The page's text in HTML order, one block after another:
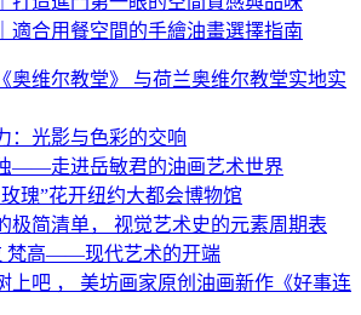
適合用餐空間的手繪油畫選擇指南
奥维尔教堂》 与荷兰奥维尔教堂实地实
：光影与色彩的交响
——走进岳敏君的油画艺术世界
瑰”花开纽约大都会博物馆
极简清单， 视觉艺术史的元素周期表
梵高——现代艺术的开端
上吧 ， 美坊画家原创油画新作《好事连